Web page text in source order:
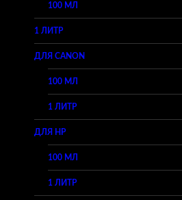
100 МЛ
1 ЛИТР
ДЛЯ CANON
100 МЛ
1 ЛИТР
ДЛЯ HP
100 МЛ
1 ЛИТР